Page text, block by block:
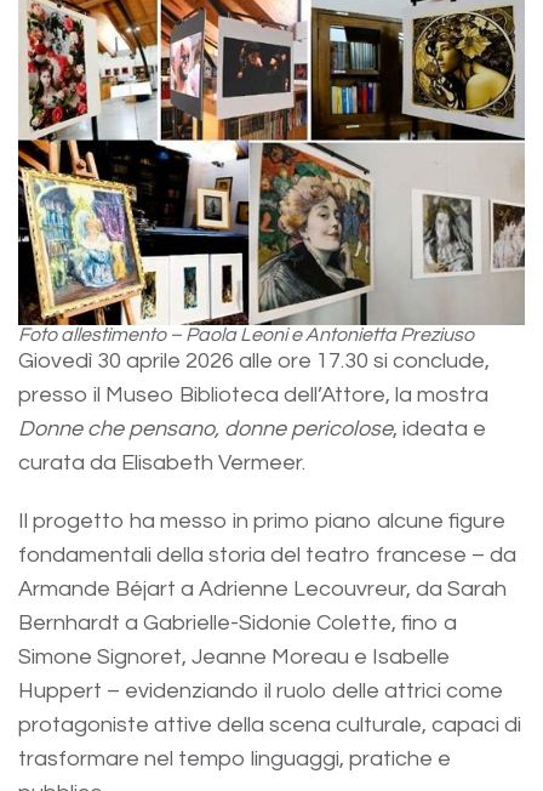
Foto allestimento – Paola Leoni e Antonietta Preziuso
Giovedì 30 aprile 2026 alle ore 17.30 si conclude,
presso il Museo Biblioteca dell’Attore, la mostra
Donne che pensano, donne pericolose, ideata e
curata da Elisabeth Vermeer.
Il progetto ha messo in primo piano alcune figure
fondamentali della storia del teatro francese – da
Armande Béjart a Adrienne Lecouvreur, da Sarah
Bernhardt a Gabrielle-Sidonie Colette, fino a
Simone Signoret, Jeanne Moreau e Isabelle
Huppert – evidenziando il ruolo delle attrici come
protagoniste attive della scena culturale, capaci di
trasformare nel tempo linguaggi, pratiche e